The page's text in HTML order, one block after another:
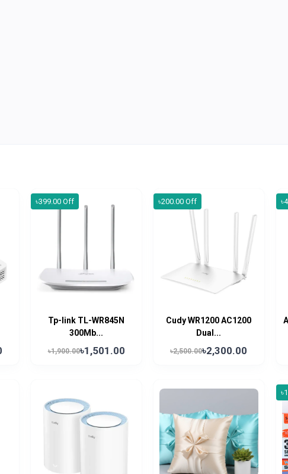
৳399.00 Off
Tp-link TL-WR845N
300Mb...
৳1,900.00৳1,501.00
৳200.00 Off
Cudy WR1200 AC1200
Dual...
৳2,500.00৳2,300.00